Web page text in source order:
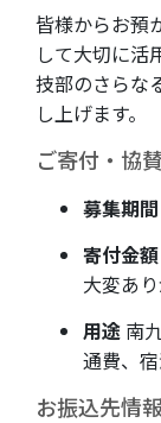
皆様からお預
して大切に活
技部のさらな
し上げます。
ご寄付・協
募集期間
寄付金額
大変あ
用途 南
通費、
お振込先情報